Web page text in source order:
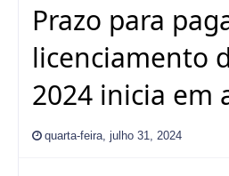
Prazo para
licenciamento
2024 inicia em
quarta-feira, julho 31, 2024